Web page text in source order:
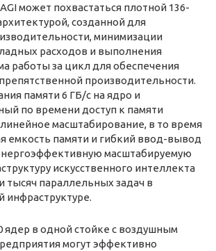
может похвастаться плотной 136-
созданной для
минимизации
расходов и выполнения
работы за цикл для обеспечения
производительности.
памяти 6 ГБ/с на ядро и
по времени доступ к памяти
масштабирование, в то время
емкость памяти и гибкий ввод-вывод
масштабируемую
искусственного интеллекта
тысяч параллельных задач в
инфраструктуре.
ядер в одной стойке с воздушным
могут эффективно